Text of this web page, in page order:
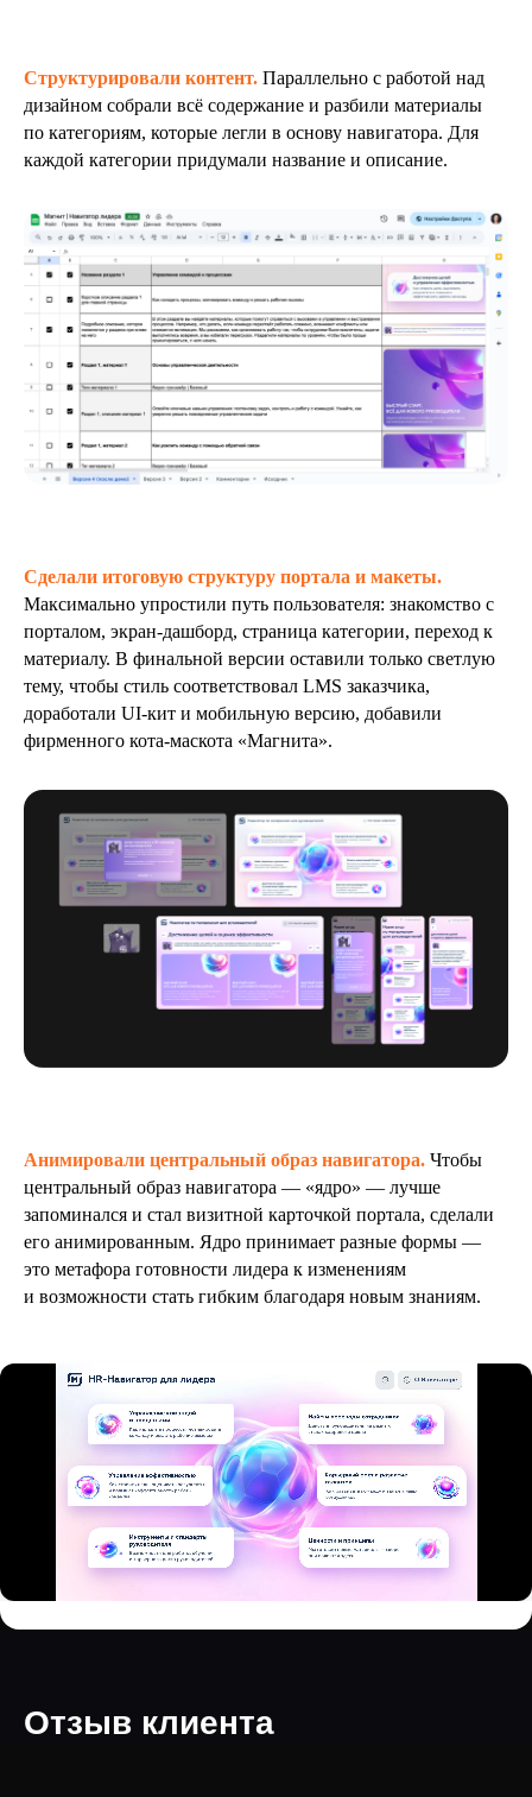
Структурировали контент. Параллельно с работой над
дизайном собрали всё содержание и разбили материалы
по категориям, которые легли в основу навигатора. Для
каждой категории придумали название и описание.
Сделали итоговую структуру портала и макеты.
Максимально упростили путь пользователя: знакомство с
порталом, экран-дашборд, страница категории, переход к
материалу. В финальной версии оставили только светлую
тему, чтобы стиль соответствовал LMS заказчика,
доработали UI-кит и мобильную версию, добавили
фирменного кота-маскота «Магнита».
Анимировали центральный образ навигатора. Чтобы
центральный образ навигатора — «ядро» — лучше
запоминался и стал визитной карточкой портала, сделали
его анимированным. Ядро принимает разные формы —
это метафора готовности лидера к изменениям
и возможности стать гибким благодаря новым знаниям.
Отзыв клиента